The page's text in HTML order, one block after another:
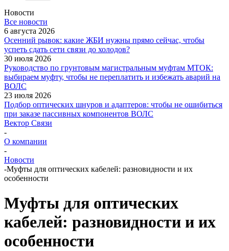
Новости
Все новости
6 августа 2026
Осенний рывок: какие ЖБИ нужны прямо сейчас, чтобы
успеть сдать сети связи до холодов?
30 июля 2026
Руководство по грунтовым магистральным муфтам МТОК:
выбираем муфту, чтобы не переплатить и избежать аварий на
ВОЛС
23 июля 2026
Подбор оптических шнуров и адаптеров: чтобы не ошибиться
при заказе пассивных компонентов ВОЛС
Вектор Связи
-
О компании
-
Новости
-Муфты для оптических кабелей: разновидности и их
особенности
Муфты для оптических
кабелей: разновидности и их
особенности